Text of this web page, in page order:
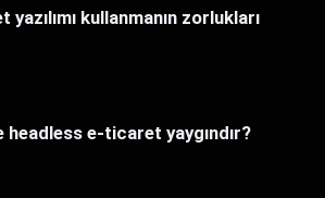
kullanmanın zorlukları
e-ticaret yaygındır?